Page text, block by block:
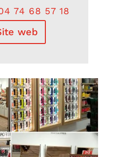
74 68 57 18
web